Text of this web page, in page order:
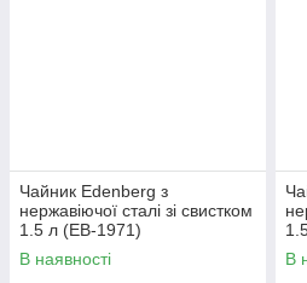
Чайник Edenberg з
нержавіючої сталі зі свистком
1.5 л (EB-1971)
В наявності
В